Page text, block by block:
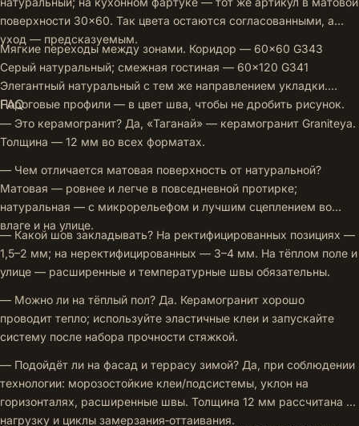
поверхности 30×60. Так цвета остаются согласованными, а
уход — предсказуемым.
Мягкие переходы между зонами. Коридор — 60×60 G343
Серый натуральный; смежная гостиная — 60×120 G341
Элегантный натуральный с тем же направлением укладки.
Пороговые профили — в цвет шва, чтобы не дробить рисунок.
FAQ
— Это керамогранит? Да, «Таганай» — керамогранит Graniteya.
Толщина — 12 мм во всех форматах.
— Чем отличается матовая поверхность от натуральной?
Матовая — ровнее и легче в повседневной протирке;
натуральная — с микрорельефом и лучшим сцеплением во
влаге и на улице.
— Какой шов закладывать? На ректифицированных позициях —
1,5–2 мм; на неректифицированных — 3–4 мм. На тёплом поле и
улице — расширенные и температурные швы обязательны.
— Можно ли на тёплый пол? Да. Керамогранит хорошо
проводит тепло; используйте эластичные клеи и запускайте
систему после набора прочности стяжкой.
— Подойдёт ли на фасад и террасу зимой? Да, при соблюдении
технологии: морозостойкие клеи/подсистемы, уклон на
горизонталях, расширенные швы. Толщина 12 мм рассчитана на
нагрузку и циклы замерзания‑оттаивания.